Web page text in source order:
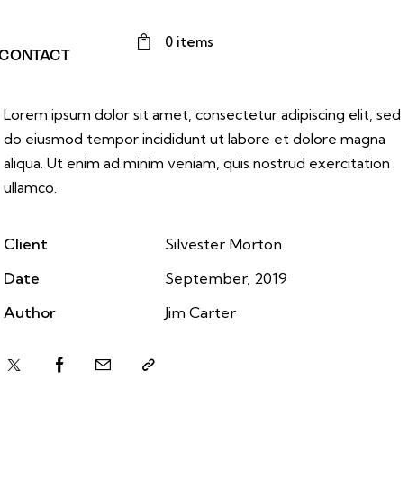
0 items
Lorem ipsum dolor sit amet, consectetur adipiscing elit, sed
do eiusmod tempor incididunt ut labore et dolore magna
aliqua. Ut enim ad minim veniam, quis nostrud exercitation
ullamco.
Client
Silvester Morton
Date
September, 2019
Author
Jim Carter